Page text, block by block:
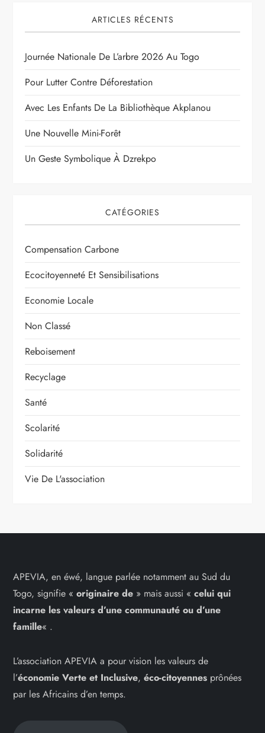
ARTICLES RÉCENTS
Journée Nationale De L’arbre 2026 Au Togo
Pour Lutter Contre Déforestation
Avec Les Enfants De La Bibliothèque Akplanou
Une Nouvelle Mini-Forêt
Un Geste Symbolique À Dzrekpo
CATÉGORIES
Compensation Carbone
Ecocitoyenneté Et Sensibilisations
Economie Locale
Non Classé
Reboisement
Recyclage
Santé
Scolarité
Solidarité
Vie De L'association
APEVIA, en éwé, langue parlée notamment au Sud du
Togo, signifie «originaire de » mais aussi «celui qui
incarne les valeurs d’une communauté ou d’une
famille« .
L’association APEVIA a pour vision les valeurs de
l’économie Verte et Inclusive,éco-citoyennes prônées
par les Africains d’en temps.